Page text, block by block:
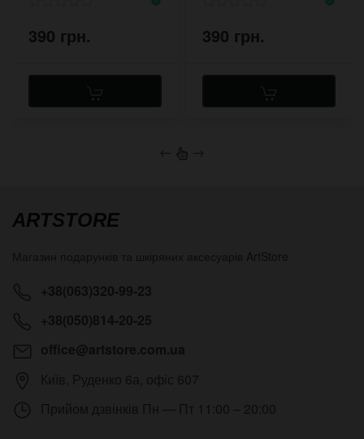
390 грн. 390 грн.
← →
ARTSTORE